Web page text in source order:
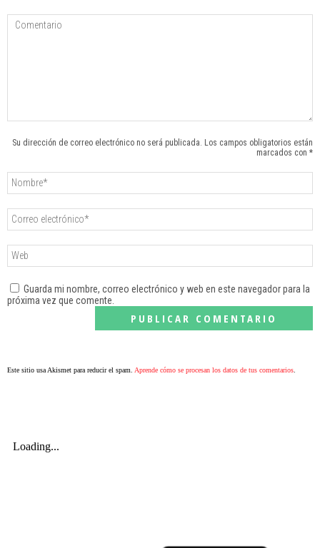
Su dirección de correo electrónico no será publicada. Los campos obligatorios están
marcados con *
Guarda mi nombre, correo electrónico y web en este navegador para la
próxima vez que comente.
Este sitio usa Akismet para reducir el spam. Aprende cómo se procesan los datos de tus comentarios